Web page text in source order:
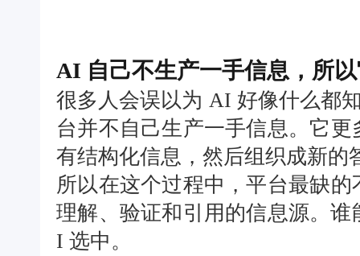
AI 自己不生产一手信息，所
很多人会误以为 AI 好像什么都
台并不自己生产一手信息。它
有结构化信息，然后组织成新的
所以在这个过程中，平台最缺
理解、验证和引用的信息源。
I 选中。